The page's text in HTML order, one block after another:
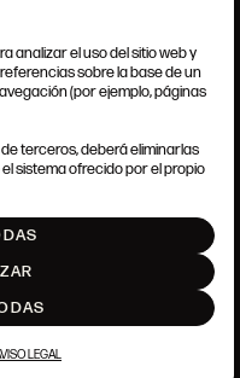
analizar el uso del sitio web y
sobre la base de un
(por ejemplo, páginas
terceros, deberá eliminarlas
sistema ofrecido por el propio
LEGAL